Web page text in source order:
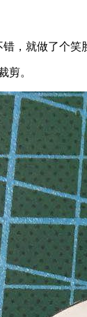
，就做了个笑
剪。